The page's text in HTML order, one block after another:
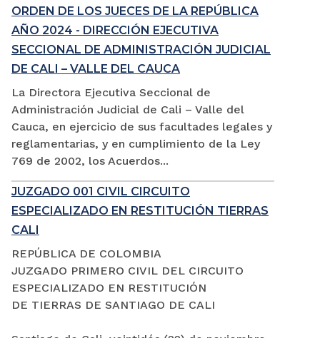
ORDEN DE LOS JUECES DE LA REPÚBLICA
AÑO 2024 - DIRECCIÓN EJECUTIVA
SECCIONAL DE ADMINISTRACIÓN JUDICIAL
DE CALI – VALLE DEL CAUCA
La Directora Ejecutiva Seccional de
Administración Judicial de Cali – Valle del
Cauca, en ejercicio de sus facultades legales y
reglamentarias, y en cumplimiento de la Ley
769 de 2002, los Acuerdos...
JUZGADO 001 CIVIL CIRCUITO
ESPECIALIZADO EN RESTITUCIÓN TIERRAS
CALI
REPÚBLICA DE COLOMBIA
JUZGADO PRIMERO CIVIL DEL CIRCUITO
ESPECIALIZADO EN RESTITUCIÓN
DE TIERRAS DE SANTIAGO DE CALI